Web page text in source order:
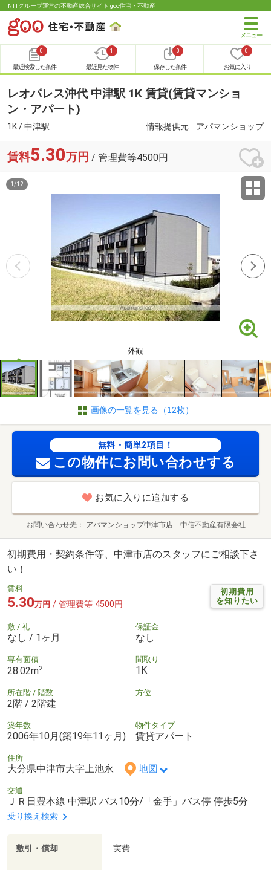
NTTグループ運営の不動産総合サイト goo住宅・不動産
0
最近検索した条件
1
最近見た物件
0
保存した条件
0
お気に入り
レオパレス沖代 中津駅 1K 賃貸(賃貸マンショ
ン・アパート)
1K / 中津駅 情報提供元 アパマンショップ
賃料5.30万円 / 管理費等4500円
外観
1 /12
画像の一覧を見る（12枚）
無料・簡単2項目！
この物件にお問い合わせする
お気に入りに追加する
お問い合わせ先 アパマンショップ中津市店 中信不動産有限会社
初期費用・契約条件等、中津市店のスタッフにご相談下さ
い！
初期費用
を知りたい
賃料
5.30万円 / 管理費等 4500円
敷 / 礼
なし / 1ヶ月
保証金
なし
専有面積
28.02m2
間取り
1K
所在階 / 階数
2階 / 2階建
方位
築年数
2006年10月(築19年11ヶ月)
物件タイプ
賃貸アパート
住所
大分県中津市大字上池永 地図
交通
ＪＲ日豊本線 中津駅 バス10分/「金手」バス停 停歩5分
乗り換え検索
敷引・償却 実費